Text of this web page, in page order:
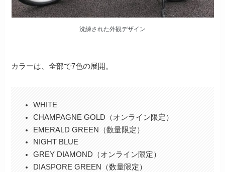
洗練された外観デザイン
カラーは、全部で7色の展開。
WHITE
CHAMPAGNE GOLD（オンライン限定）
EMERALD GREEN（数量限定）
NIGHT BLUE
GREY DIAMOND（オンライン限定）
DIASPORE GREEN（数量限定）